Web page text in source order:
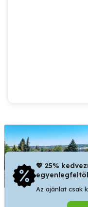
telek Hévíz belvárosának
💖 25%
Az ajánlat csak